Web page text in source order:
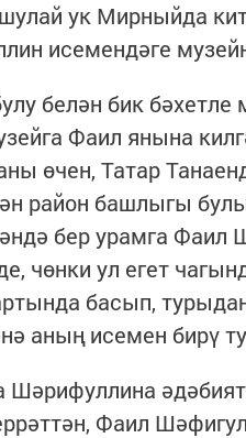
ук Мирныйда
исемендәге
белән бик
Фаил янына
өчен, Татар
район башлыгы
бер урамга Фаил
чөнки ул егет
басып,
аның исемен бирү
Шәрифуллина
Фаил